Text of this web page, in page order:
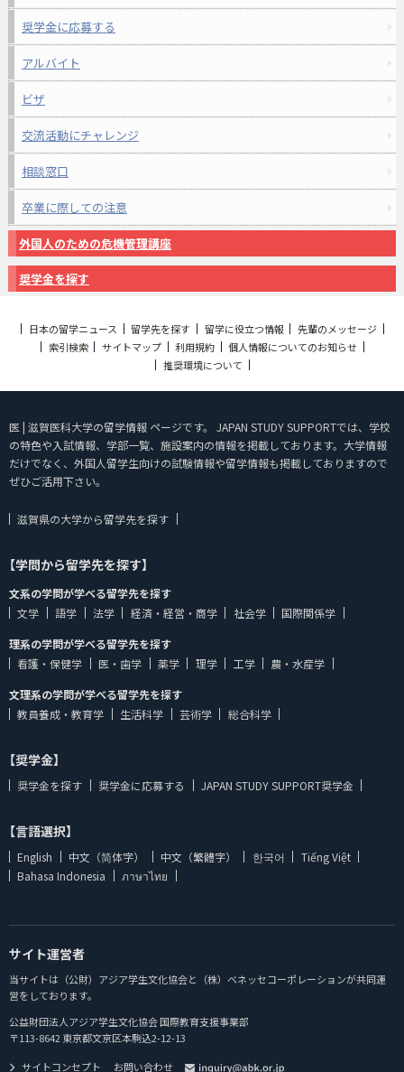
奨学金に応募する
アルバイト
ビザ
交流活動にチャレンジ
相談窓口
卒業に際しての注意
外国人のための危機管理講座
奨学金を探す
日本の留学ニュース 留学先を探す 留学に役立つ情報
先輩のメッセージ
索引検索
サイトマップ 利用規約
個人情報についてのお知らせ
推奨環境について
医 | 滋賀医科大学の留学情報 ページです。 JAPAN STUDY SUPPORTでは、学校
の特色や入試情報、学部一覧、施設案内の情報を掲載しております。大学情報
だけでなく、外国人留学生向けの試験情報や留学情報も掲載しておりますので
ぜひご活用下さい。
滋賀県の大学から留学先を探す
【学問から留学先を探す】
文系の学問が学べる留学先を探す
文学
語学 法学 経済・経営・商学 社会学
国際関係学
理系の学問が学べる留学先を探す
看護・保健学
医・歯学 薬学 理学 工学
農・水産学
文理系の学問が学べる留学先を探す
教員養成・教育学
生活科学 芸術学 総合科学
【奨学金】
奨学金を探す 奨学金に応募する JAPAN STUDY SUPPORT奨学金
【言語選択】
English 中文（简体字） 中文（繁體字） 한국어
Tiếng Việt
Bahasa Indonesia
ภาษาไทย
サイト運営者
当サイトは（公財）アジア学生文化協会と（株）ベネッセコーポレーションが共同運
営をしております。
公益財団法人アジア学生文化協会 国際教育支援事業部
〒113-8642 東京都文京区本駒込2-12-13
サイトコンセプト
お問い合わせ